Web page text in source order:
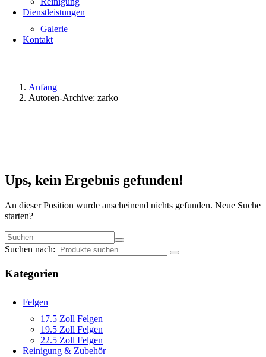
Dienstleistungen
Galerie
Kontakt
Anfang
Autoren-Archive: zarko
Ups, kein Ergebnis gefunden!
An dieser Position wurde anscheinend nichts gefunden. Neue Suche
starten?
Suchen nach:
Kategorien
Felgen
17.5 Zoll Felgen
19.5 Zoll Felgen
22.5 Zoll Felgen
Reinigung & Zubehör